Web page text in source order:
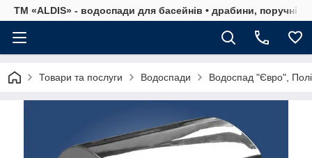
ТМ «ALDIS» - водоспади для басейнів • драбини, поручні,
Товари та послуги Водоспади Водоспад "Євро",